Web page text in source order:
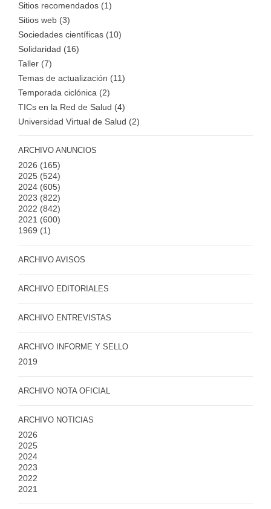
Sitios recomendados (1)
Sitios web (3)
Sociedades científicas (10)
Solidaridad (16)
Taller (7)
Temas de actualización (11)
Temporada ciclónica (2)
TICs en la Red de Salud (4)
Universidad Virtual de Salud (2)
ARCHIVO ANUNCIOS
2026 (165)
2025 (524)
2024 (605)
2023 (822)
2022 (842)
2021 (600)
1969 (1)
ARCHIVO AVISOS
ARCHIVO EDITORIALES
ARCHIVO ENTREVISTAS
ARCHIVO INFORME Y SELLO
2019
ARCHIVO NOTA OFICIAL
ARCHIVO NOTICIAS
2026
2025
2024
2023
2022
2021